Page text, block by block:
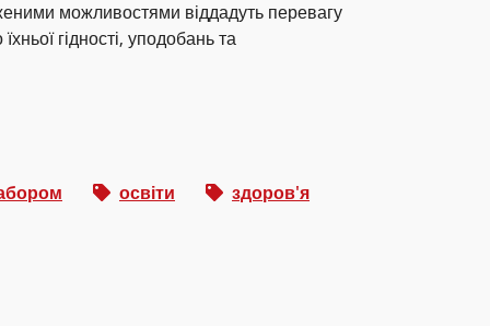
можливостями віддадуть перевагу
гідності, уподобань та
освіти здоров'я